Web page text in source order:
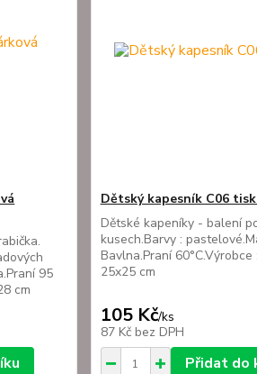
95
cm
Dětský kapesník C06
Dětské kapeníky - balení
kusech.Barvy :
Bavlna.Praní 60°C.Výrobce
25x25 cm
105 Kč/ks
87 Kč bez DPH
Přidat do